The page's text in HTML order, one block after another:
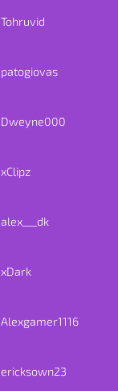
Tohruvid
patogiovas
Dweyne000
xClipz
alex___dk
xDark
Alexgamer1116
ericksown23